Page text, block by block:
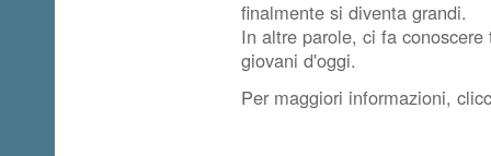
finalmente si diventa grandi.
In altre parole, ci fa
giovani d'oggi.
Per maggiori informazioni,